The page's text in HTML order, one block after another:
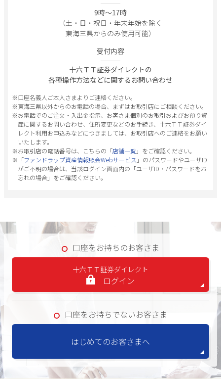
9時～17時
（土・日・祝日・年末年始を除く
東海三県からのみ使用可能）
受付内容
十六ＴＴ証券ダイレクトの
各種操作方法などに関するお問い合わせ
※口座名義人ご本人さまよりご連絡ください。
※東海三県以外からのお電話の場合、まずはお取引店にご相談ください。
※お電話でのご注文・入出金指示、お客さま個別のお取引およびお預り資
産に関するお問い合わせ、住所変更などのお手続き、十六ＴＴ証券ダイ
レクト利用お申込みなどにつきましては、お取引店へのご連絡をお願い
いたします。
※お取引店の電話番号は、こちらの「店舗一覧」をご確認ください。
※「ファンドラップ資産情報照会Webサービス 」のパスワードやユーザID
がご不明の場合は、当該ログイン画面内の「ユーザID・パスワードをお
忘れの場合」をご確認ください。
口座をお持ちのお客さま
十六ＴＴ証券ダイレクト
ログイン
口座をお持ちでないお客さま
はじめてのお客さまへ